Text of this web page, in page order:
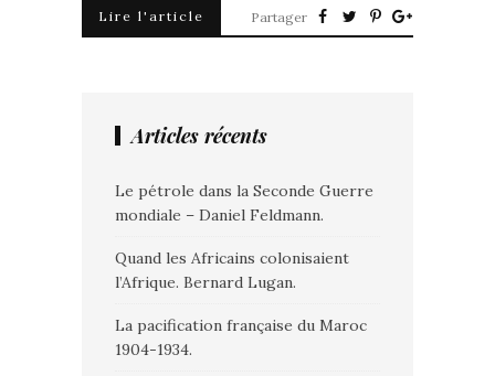
Lire l'article Partager
Articles récents
Le pétrole dans la Seconde Guerre
mondiale – Daniel Feldmann.
Quand les Africains colonisaient
l’Afrique. Bernard Lugan.
La pacification française du Maroc
1904-1934.